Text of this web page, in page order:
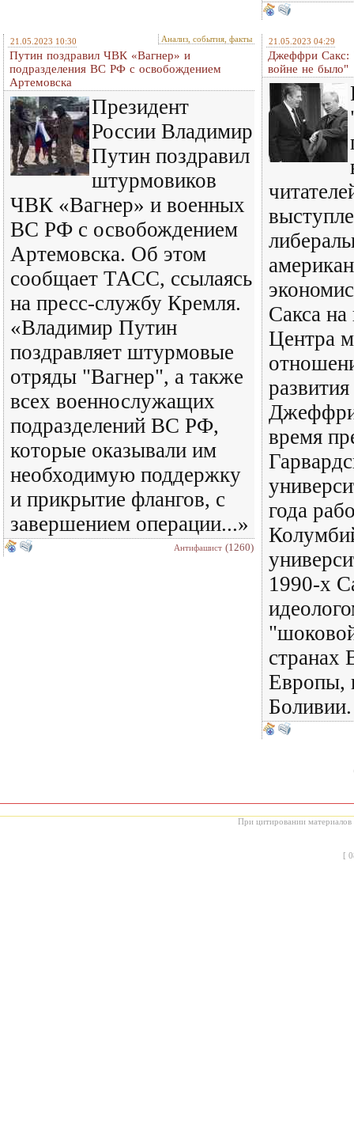
21.05.2023 10:30 Анализ, события, факты
Путин поздравил ЧВК «Вагнер» и
подразделения ВС РФ с освобождением
Артемовска
Президент
России Владимир
Путин поздравил
штурмовиков
ЧВК «Вагнер» и военных
ВС РФ с освобождением
Артемовска. Об этом
сообщает ТАСС, ссылаясь
на пресс-службу Кремля.
«Владимир Путин
поздравляет штурмовые
отряды "Вагнер", а также
всех военнослужащих
подразделений ВС РФ,
которые оказывали им
необходимую поддержку
и прикрытие флангов, с
завершением операции...»
Антифашист (1260)
21.05.2023 04:29
Джеффри
войне не было"
Сакса
Центра
Джеффри
время
года
1990-х
странах
Европы,
Боливии.
При цитировании материалов
[